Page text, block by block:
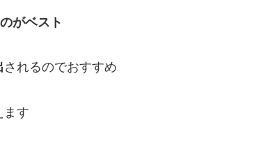
がベスト
されるのでおすすめ
ます